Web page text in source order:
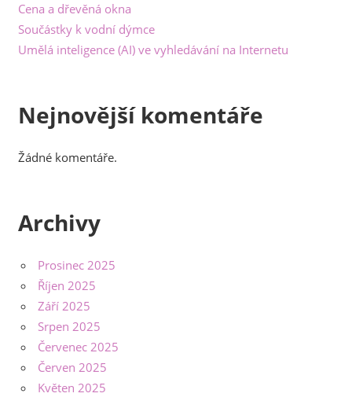
Cena a dřevěná okna
Součástky k vodní dýmce
Umělá inteligence (AI) ve vyhledávání na Internetu
Nejnovější komentáře
Žádné komentáře.
Archivy
Prosinec 2025
Říjen 2025
Září 2025
Srpen 2025
Červenec 2025
Červen 2025
Květen 2025